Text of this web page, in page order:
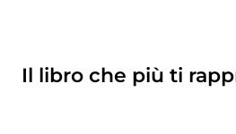
Il libro che più ti